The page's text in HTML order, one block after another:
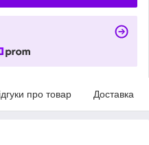
про товар Доставка